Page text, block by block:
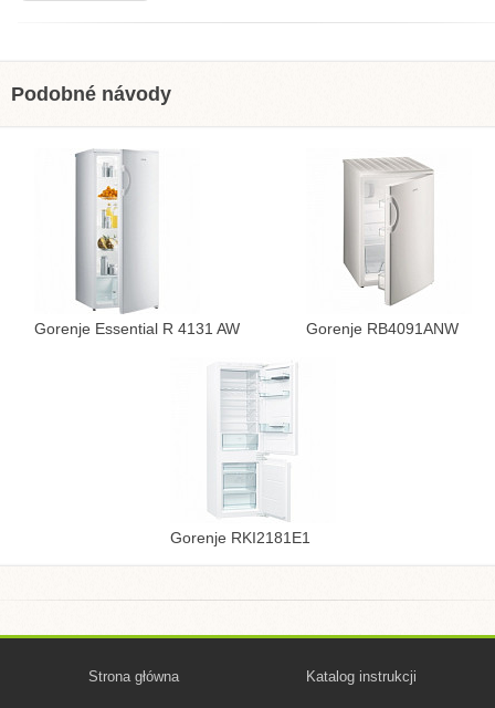
Podobné návody
Gorenje Essential R 4131 AW Gorenje RB4091ANW
Gorenje RKI2181E1
Strona główna Katalog instrukcji